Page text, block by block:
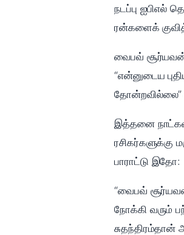
நடப்பு ஐபிஎல்
ரன்களைக்
வைபவ்
“என்னுடைய
தோன்றவில்லை”
இத்தனை
ரசிகர்களுக்கு
பாராட்டு இதோ:
“வைபவ்
நோக்கி வரும்